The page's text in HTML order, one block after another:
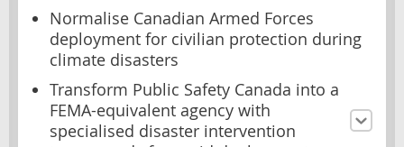
Normalise Canadian Armed Forces
deployment for civilian protection during
climate disasters
Transform Public Safety Canada into a
FEMA-equivalent agency with
specialised disaster intervention